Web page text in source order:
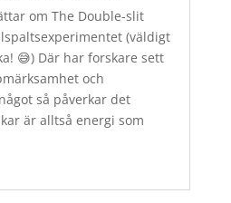
om The Double-slit
(väldigt
😅) Där har forskare sett
och
så påverkar det
är alltså energi som